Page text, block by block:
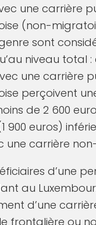
une carrière
(non-
sont
niveau total :
une carrière
perçoivent
de 2 600
900 euros)
une carrière
d’une
au
d’une
frontalière ou